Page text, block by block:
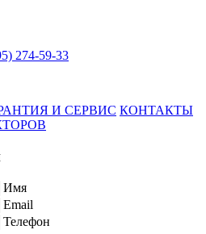
274-59-33
И СЕРВИС КОНТАКТЫ
Имя
Email
Телефон